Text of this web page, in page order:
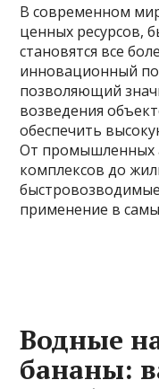
В современном
ценных ресурсов,
становятся все
инновационный
позволяющий
возведения
обеспечить
От промышленных
комплексов до
применение в
Водные
бананы: